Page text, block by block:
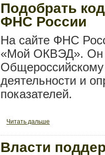
Подобрать
ФНС России
На сайте ФНС
«Мой ОКВЭД». Он
Общероссийскому
деятельности и
показателей.
Читать дальше
Власти